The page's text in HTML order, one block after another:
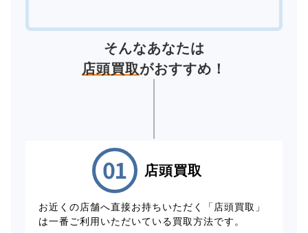
そんなあなたは
店頭買取がおすすめ！
店頭買取
お近くの店舗へ直接お持ちいただく「店頭買取」
は一番ご利用いただいている買取方法です。